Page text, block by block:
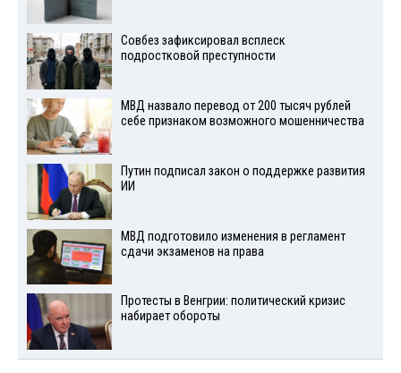
Совбез зафиксировал всплеск
подростковой преступности
МВД назвало перевод от 200 тысяч рублей
себе признаком возможного мошенничества
Путин подписал закон о поддержке развития
ИИ
МВД подготовило изменения в регламент
сдачи экзаменов на права
Протесты в Венгрии: политический кризис
набирает обороты